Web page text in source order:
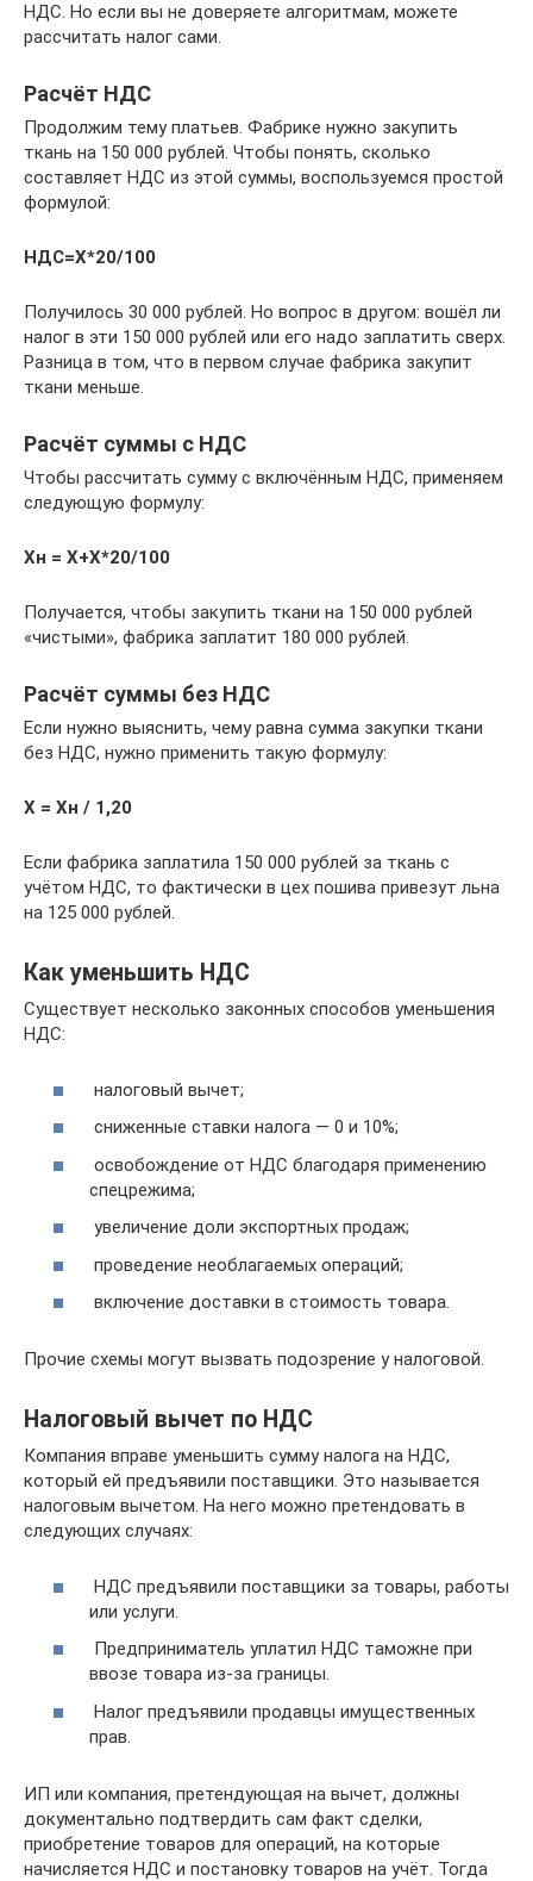
НДС. Но если вы не доверяете алгоритмам, можете
рассчитать налог сами.
Расчёт НДС
Продолжим тему платьев. Фабрике нужно закупить
ткань на 150 000 рублей. Чтобы понять, сколько
составляет НДС из этой суммы, воспользуемся простой
формулой:
НДС=Х*20/100
Получилось 30 000 рублей. Но вопрос в другом: вошёл ли
налог в эти 150 000 рублей или его надо заплатить сверх.
Разница в том, что в первом случае фабрика закупит
ткани меньше.
Расчёт суммы с НДС
Чтобы рассчитать сумму с включённым НДС, применяем
следующую формулу:
Хн = Х+Х*20/100
Получается, чтобы закупить ткани на 150 000 рублей
«чистыми», фабрика заплатит 180 000 рублей.
Расчёт суммы без НДС
Если нужно выяснить, чему равна сумма закупки ткани
без НДС, нужно применить такую формулу:
Х = Хн / 1,20
Если фабрика заплатила 150 000 рублей за ткань с
учётом НДС, то фактически в цех пошива привезут льна
на 125 000 рублей.
Как уменьшить НДС
Существует несколько законных способов уменьшения
НДС:
налоговый вычет;
сниженные ставки налога — 0 и 10%;
освобождение от НДС благодаря применению
спецрежима;
увеличение доли экспортных продаж;
проведение необлагаемых операций;
включение доставки в стоимость товара.
Прочие схемы могут вызвать подозрение у налоговой.
Налоговый вычет по НДС
Компания вправе уменьшить сумму налога на НДС,
который ей предъявили поставщики. Это называется
налоговым вычетом. На него можно претендовать в
следующих случаях:
НДС предъявили поставщики за товары, работы
или услуги.
Предприниматель уплатил НДС таможне при
ввозе товара из-за границы.
Налог предъявили продавцы имущественных
прав.
ИП или компания, претендующая на вычет, должны
документально подтвердить сам факт сделки,
приобретение товаров для операций, на которые
начисляется НДС и постановку товаров на учёт. Тогда